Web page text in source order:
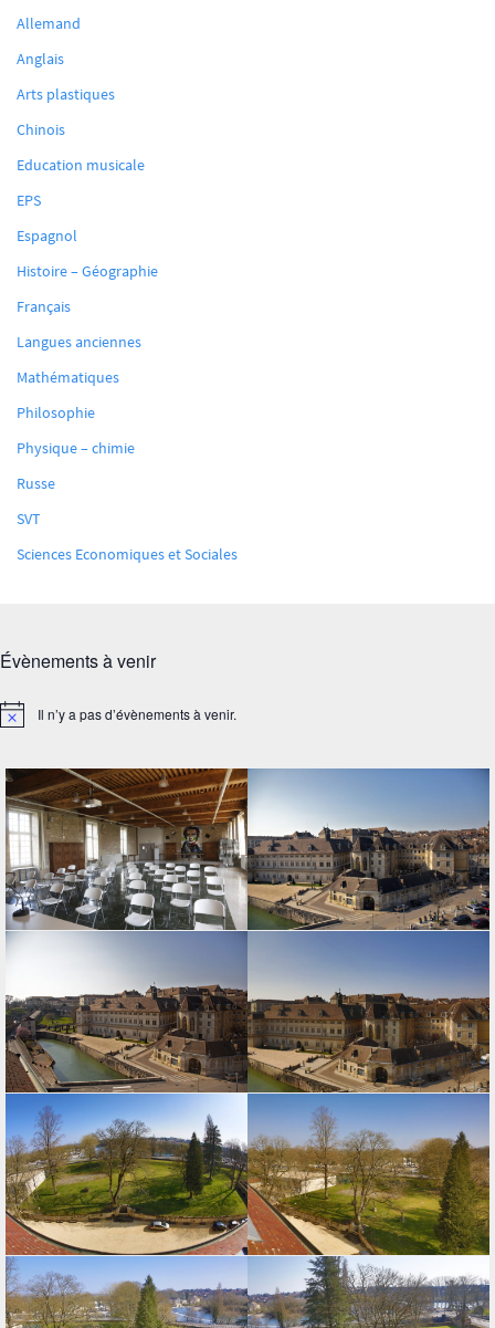
Allemand
Anglais
Arts plastiques
Chinois
Education musicale
EPS
Espagnol
Histoire – Géographie
Français
Langues anciennes
Mathématiques
Philosophie
Physique – chimie
Russe
SVT
Sciences Economiques et Sociales
Évènements à venir
Notice Il n’y a pas d’évènements à venir.